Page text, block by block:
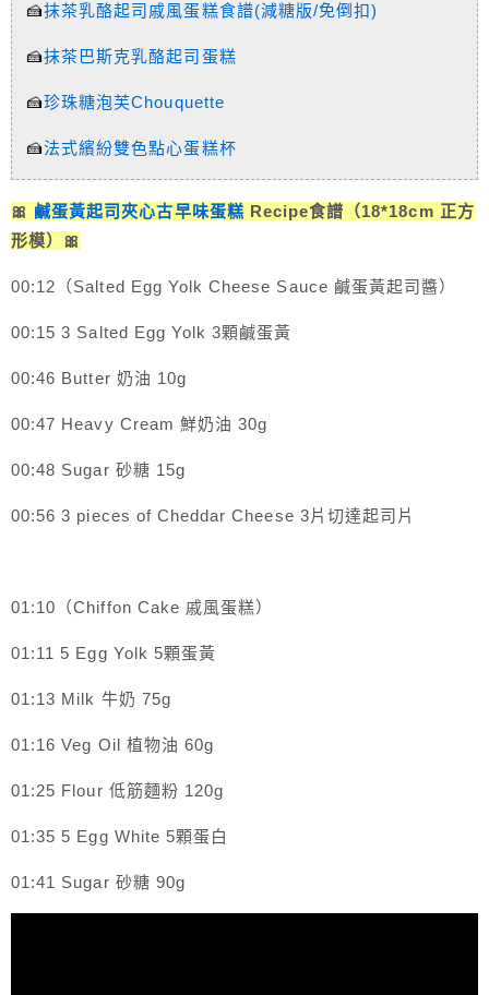
🍰抹茶乳酪起司戚風蛋糕食譜(減糖版/免倒扣)
🍰抹茶巴斯克乳酪起司蛋糕
🍰珍珠糖泡芙Chouquette
🍰法式繽紛雙色點心蛋糕杯
🎀 鹹蛋黃起司夾心古早味蛋糕 Recipe食譜（18*18cm 正方
形模）🎀
00:12（Salted Egg Yolk Cheese Sauce 鹹蛋黃起司醬）
00:15 3 Salted Egg Yolk 3顆鹹蛋黃
00:46 Butter 奶油 10g
00:47 Heavy Cream 鮮奶油 30g
00:48 Sugar 砂糖 15g
00:56 3 pieces of Cheddar Cheese 3片切達起司片
01:10（Chiffon Cake 戚風蛋糕）
01:11 5 Egg Yolk 5顆蛋黃
01:13 Milk 牛奶 75g
01:16 Veg Oil 植物油 60g
01:25 Flour 低筋麵粉 120g
01:35 5 Egg White 5顆蛋白
01:41 Sugar 砂糖 90g